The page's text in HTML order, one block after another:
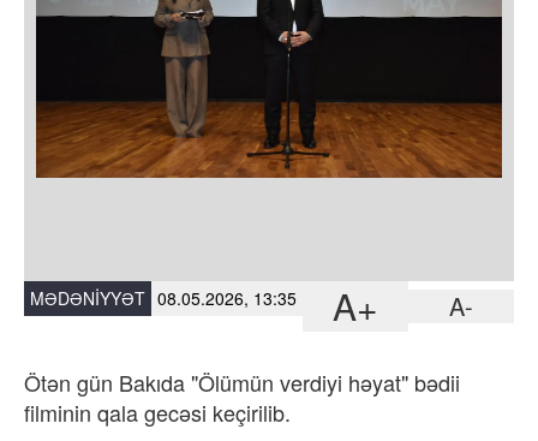
MƏDƏNIYYƏT 08.05.2026, 13:35 A+ A-
Ötən gün Bakıda "Ölümün verdiyi həyat" bədii
filminin qala gecəsi keçirilib.